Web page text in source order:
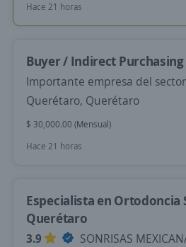
Hace 21 horas
Buyer / Indirect
Importante empresa del sector
Querétaro, Querétaro
$ 30,000.00 (Mensual)
Hace 21 horas
Especialista en Ortodoncia
Querétaro
3.9
SONRISAS